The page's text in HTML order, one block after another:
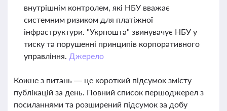
внутрішнім контролем, які НБУ вважає
системним ризиком для платіжної
інфраструктури. "Укрпошта" звинувачує НБУ у
тиску та порушенні принципів корпоративного
управління. Джерело
Кожне з питань — це короткий підсумок змісту
публікацій за день. Повний список першоджерел з
посиланнями та розширений підсумок за добу